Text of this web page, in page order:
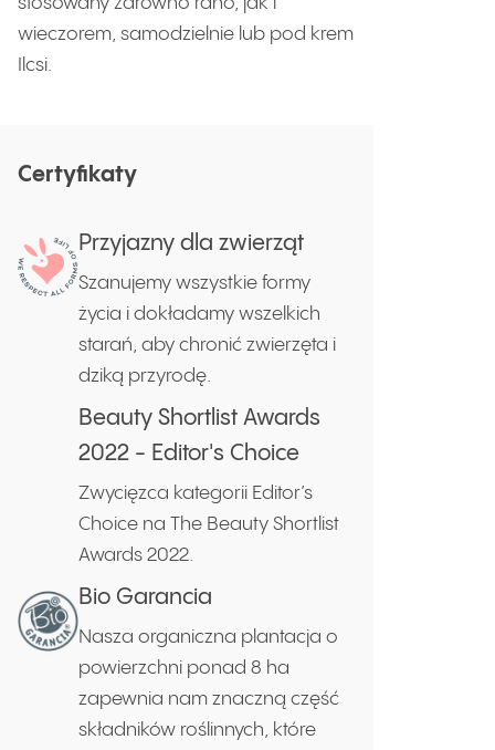
wieczorem, samodzielnie lub pod krem
Ilcsi.
Certyfikaty
Przyjazny dla zwierząt
Szanujemy wszystkie formy
życia i dokładamy wszelkich
starań, aby chronić zwierzęta i
dziką przyrodę.
Beauty Shortlist Awards
2022 - Editor's Choice
Zwycięzca kategorii Editor’s
Choice na The Beauty Shortlist
Awards 2022.
Bio Garancia
Nasza organiczna plantacja o
powierzchni ponad 8 ha
zapewnia nam znaczną część
składników roślinnych, które